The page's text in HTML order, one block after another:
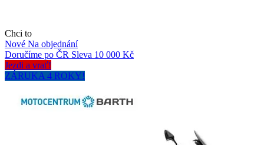
Chci to
Nové Na objednání
Doručíme po ČR Sleva 10 000 Kč
Jezdi a vrať!
ZÁRUKA 4 ROKY!